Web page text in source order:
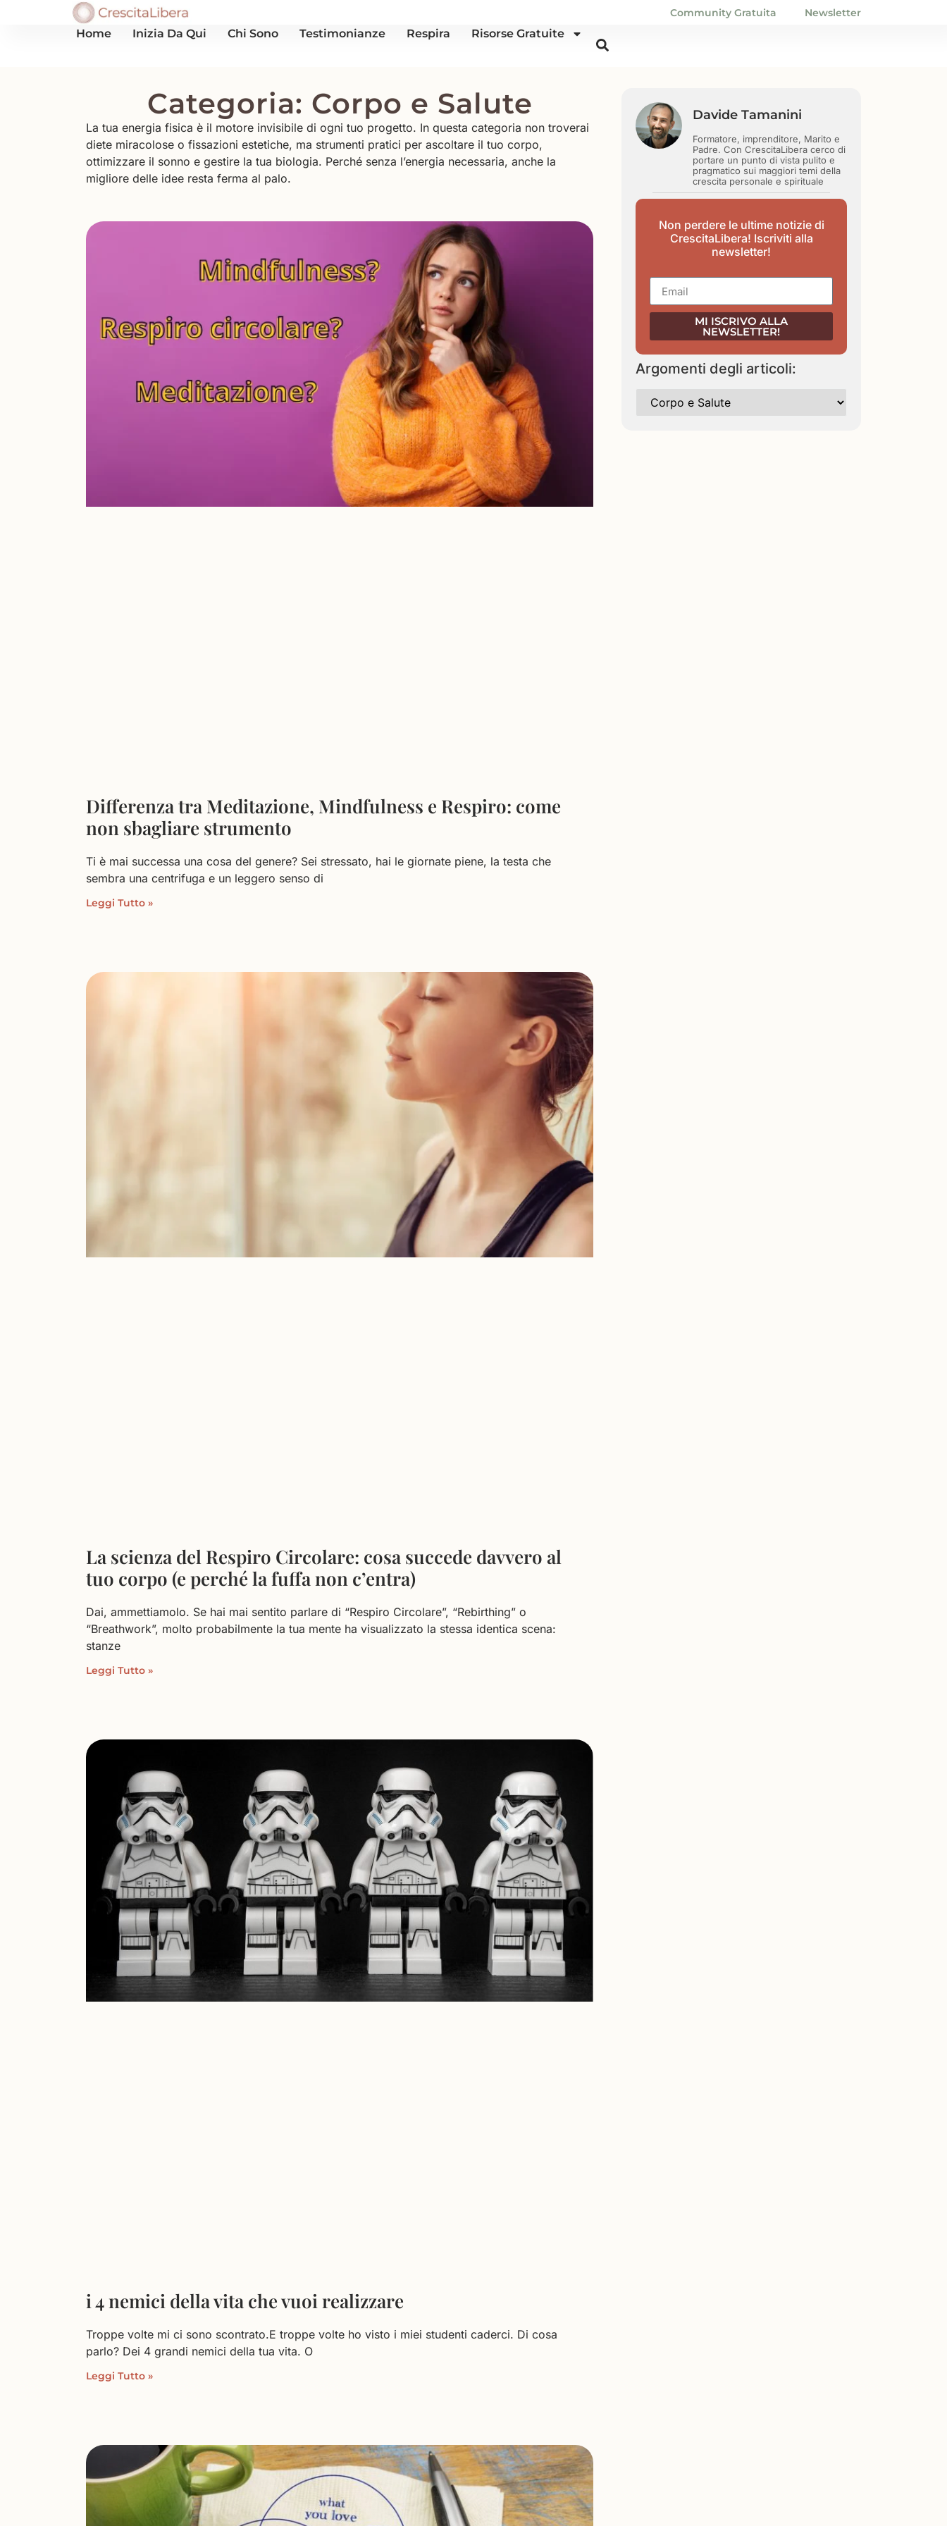
Community Gratuita Newsletter
Home Inizia Da Qui Chi Sono Testimonianze Respira Risorse Gratuite
Davide Tamanini
Formatore, imprenditore, Marito e
Padre. Con CrescitaLibera cerco di
portare un punto di vista pulito e
pragmatico sui maggiori temi della
crescita personale e spirituale
Non perdere le ultime notizie di
CrescitaLibera! Iscriviti alla
newsletter!
MI ISCRIVO ALLA
NEWSLETTER!
Argomenti degli articoli:
Categoria: Corpo e Salute
La tua energia fisica è il motore invisibile di ogni tuo progetto. In questa categoria non troverai
diete miracolose o fissazioni estetiche, ma strumenti pratici per ascoltare il tuo corpo,
ottimizzare il sonno e gestire la tua biologia. Perché senza l’energia necessaria, anche la
migliore delle idee resta ferma al palo.
Differenza tra Meditazione, Mindfulness e Respiro: come
non sbagliare strumento
Ti è mai successa una cosa del genere? Sei stressato, hai le giornate piene, la testa che
sembra una centrifuga e un leggero senso di
Leggi Tutto »
La scienza del Respiro Circolare: cosa succede davvero al
tuo corpo (e perché la fuffa non c’entra)
Dai, ammettiamolo. Se hai mai sentito parlare di “Respiro Circolare”, “Rebirthing” o
“Breathwork”, molto probabilmente la tua mente ha visualizzato la stessa identica scena:
stanze
Leggi Tutto »
i 4 nemici della vita che vuoi realizzare
Troppe volte mi ci sono scontrato.E troppe volte ho visto i miei studenti caderci. Di cosa
parlo? Dei 4 grandi nemici della tua vita. O
Leggi Tutto »